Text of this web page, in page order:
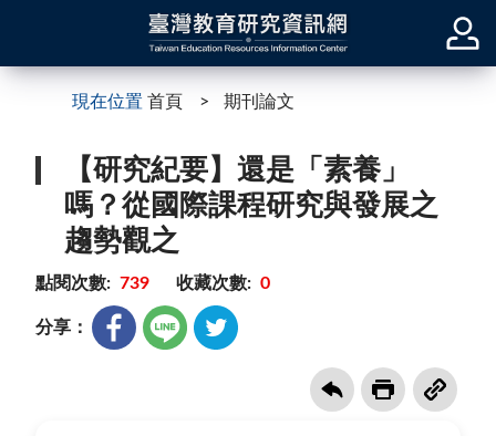
現在位置 首頁 期刊論文
【研究紀要】還是「素養」
嗎？從國際課程研究與發展之
趨勢觀之
點閱次數: 739 收藏次數: 0
分享：